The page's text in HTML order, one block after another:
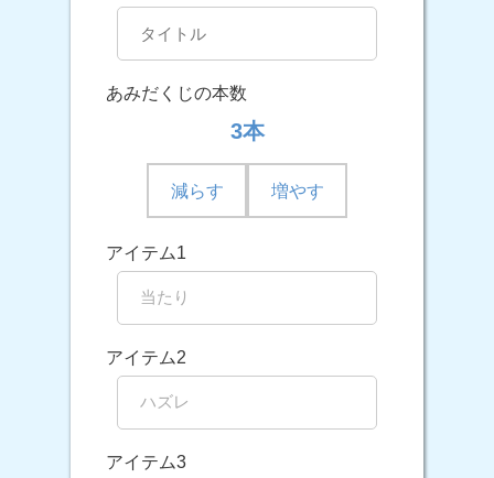
あみだくじの本数
3本
減らす 増やす
アイテム1
アイテム2
アイテム3